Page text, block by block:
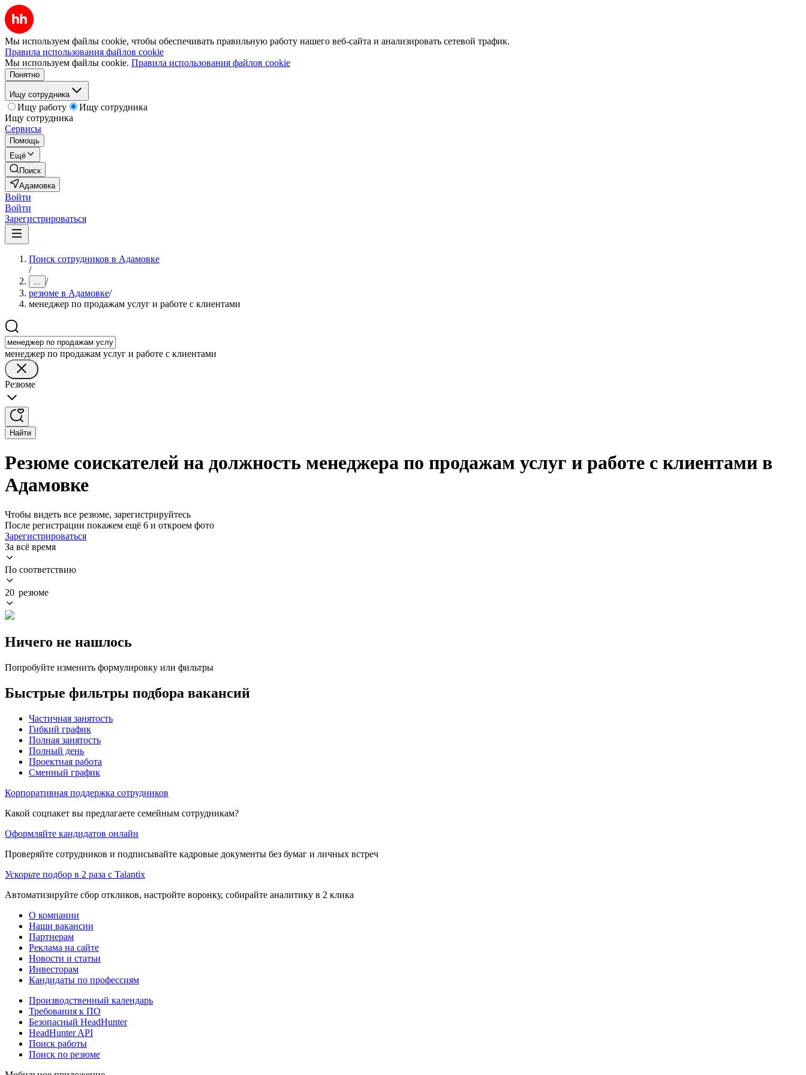
Мы используем файлы cookie, чтобы обеспечивать правильную работу нашего веб-сайта и анализировать сетевой трафик.
Правила использования файлов cookie
Мы используем файлы cookie. Правила использования файлов cookie
Понятно
Ищу сотрудника
Ищу работу
Ищу сотрудника
Ищу сотрудника
Сервисы
Помощь
Ещё
Поиск
Адамовка
Войти
Войти
Зарегистрироваться
Поиск сотрудников в Адамовке
/
... /
резюме в Адамовке/
менеджер по продажам услуг и работе с клиентами
менеджер по продажам услуг и работе с клиентами
Резюме
Найти
Резюме соискателей на должность менеджера по продажам услуг и работе с клиентами в
Адамовке
Чтобы видеть все резюме, зарегистрируйтесь
После регистрации покажем ещё 6 и откроем фото
Зарегистрироваться
За всё время
По соответствию
20 резюме
Ничего не нашлось
Попробуйте изменить формулировку или фильтры
Быстрые фильтры подбора вакансий
Частичная занятость
Гибкий график
Полная занятость
Полный день
Проектная работа
Сменный график
Корпоративная поддержка сотрудников
Какой соцпакет вы предлагаете семейным сотрудникам?
Оформляйте кандидатов онлайн
Проверяйте сотрудников и подписывайте кадровые документы без бумаг и личных встреч
Ускорьте подбор в 2 раза с Talantix
Автоматизируйте сбор откликов, настройте воронку, собирайте аналитику в 2 клика
О компании
Наши вакансии
Партнерам
Реклама на сайте
Новости и статьи
Инвесторам
Кандидаты по профессиям
Производственный календарь
Требования к ПО
Безопасный HeadHunter
HeadHunter API
Поиск работы
Поиск по резюме